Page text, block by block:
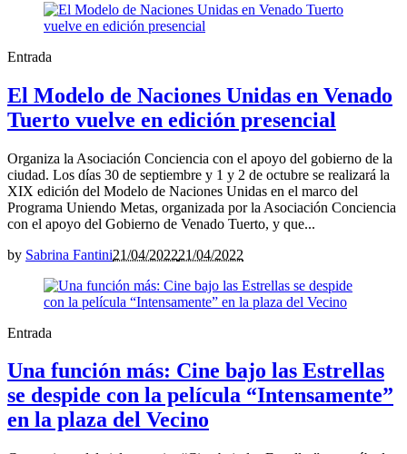
Entrada
El Modelo de Naciones Unidas en Venado
Tuerto vuelve en edición presencial
Organiza la Asociación Conciencia con el apoyo del gobierno de la
ciudad. Los días 30 de septiembre y 1 y 2 de octubre se realizará la
XIX edición del Modelo de Naciones Unidas en el marco del
Programa Uniendo Metas, organizada por la Asociación Conciencia
con el apoyo del Gobierno de Venado Tuerto, y que...
by Sabrina Fantini21/04/202221/04/2022
Entrada
Una función más: Cine bajo las Estrellas
se despide con la película “Intensamente”
en la plaza del Vecino